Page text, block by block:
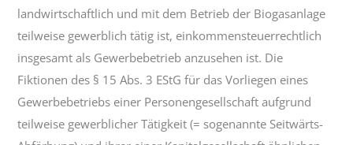
landwirtschaftlich und mit dem Betrieb der Biogasanlage
teilweise gewerblich tätig ist, einkommensteuerrechtlich
insgesamt als Gewerbebetrieb anzusehen ist. Die
Fiktionen des § 15 Abs. 3 EStG für das Vorliegen eines
Gewerbebetriebs einer Personengesellschaft aufgrund
teilweise gewerblicher Tätigkeit (= sogenannte Seitwärts-